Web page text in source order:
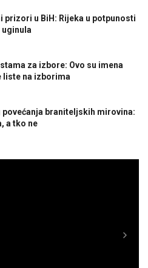
prizori u BiH: Rijeka u potpunosti
za izbore: Ovo su imena
liste na izborima
povećanja braniteljskih mirovina:
a tko ne